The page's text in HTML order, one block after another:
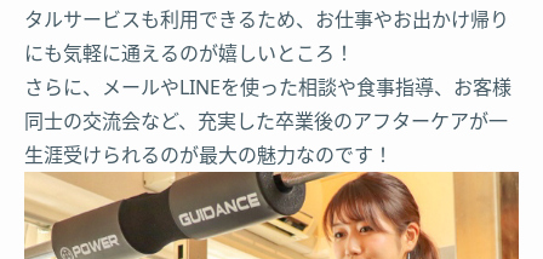
タルサービスも利用できるため、お仕事やお出かけ帰り
にも気軽に通えるのが嬉しいところ！
さらに、メールやLINEを使った相談や食事指導、お客様
同士の交流会など、充実した卒業後のアフターケアが一
生涯受けられるのが最大の魅力なのです！